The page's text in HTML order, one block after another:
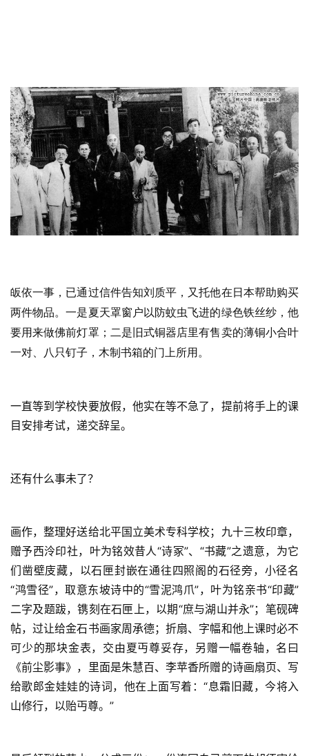
皈依一事，已通过信件告知刘质平，又托他在日本帮助购买
两件物品。一是夏天罩窗户以防蚊虫飞进的绿色铁丝纱，他
要用来做佛前灯罩；二是旧式铜器店里有售卖的薄铜小合叶
一对、八只钉子，木制书箱的门上所用。
一直等到学校快要放假，他实在等不急了，提前将手上的课
目安排考试，递交辞呈。
还有什么事未了？
画作，整理好送给北平国立美术专科学校；九十三枚印章，
赠予西泠印社，叶为铭效昔人“诗冢”、“书藏”之遗意，为它
们凿壁庋藏，以石匣封嵌在通往四照阁的石径旁，小径名
“鸿雪径”，取意东坡诗中的“雪泥鸿爪”，叶为铭亲书“印藏”
二字及题跋，镌刻在石匣上，以期“庶与湖山并永”；笔砚碑
帖，过让给金石书画家周承德；折扇、字幅和他上课时必不
可少的那块金表，交由夏丏尊妥存，另赠一幅卷轴，名曰
《前尘影事》，里面是朱慧百、李苹香所赠的诗画扇页、写
给歌郎金娃娃的诗词，他在上面写着：“息霜旧藏，今将入
山修行，以贻丏尊。”